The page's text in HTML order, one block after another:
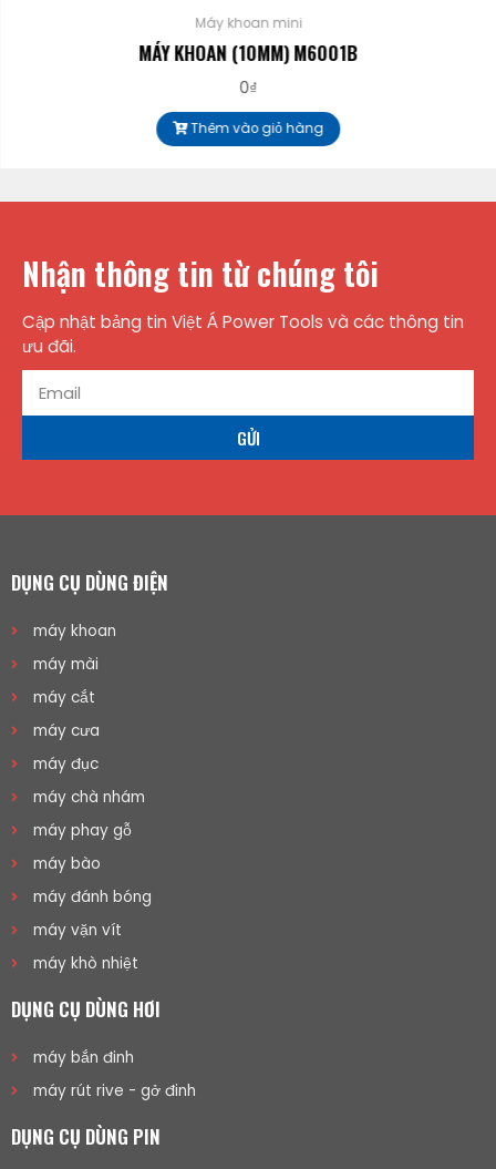
Máy khoan mini
MÁY KHOAN (10MM) M6001B
0₫
Thêm vào giỏ hàng
Nhận thông tin từ chúng tôi
Cập nhật bảng tin Việt Á Power Tools và các thông tin
ưu đãi.
GỬI
DỤNG CỤ DÙNG ĐIỆN
máy khoan
máy mài
máy cắt
máy cưa
máy đục
máy chà nhám
máy phay gỗ
máy bào
máy đánh bóng
máy vặn vít
máy khò nhiệt
DỤNG CỤ DÙNG HƠI
máy bắn đinh
máy rút rive - gở đinh
DỤNG CỤ DÙNG PIN